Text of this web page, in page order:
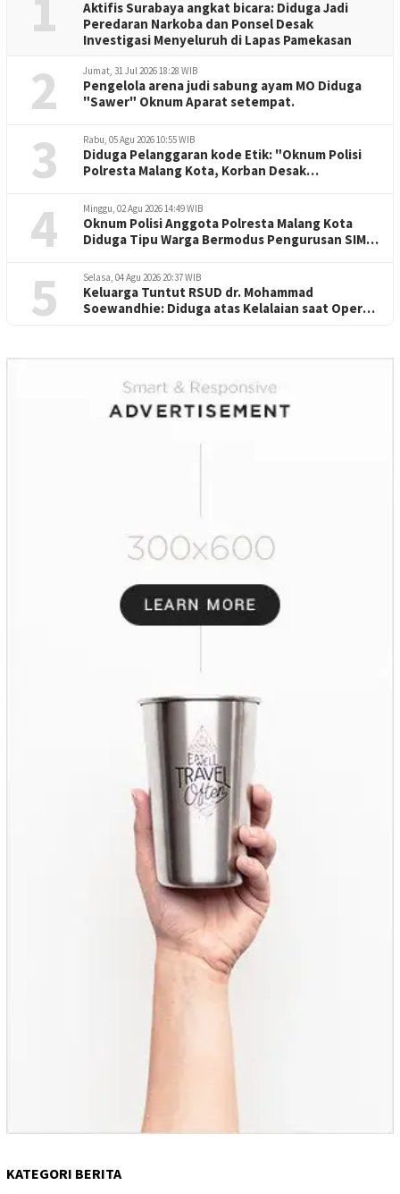
Aktifis Surabaya angkat bicara: Diduga Jadi
Peredaran Narkoba dan Ponsel Desak
Investigasi Menyeluruh di Lapas Pamekasan
2 Jumat, 31 Jul 2026 18:28 WIB
Pengelola arena judi sabung ayam MO Diduga
"Sawer" Oknum Aparat setempat.
3 Rabu, 05 Agu 2026 10:55 WIB
Diduga Pelanggaran kode Etik: "Oknum Polisi
Polresta Malang Kota, Korban Desak
4 Minggu, 02 Agu 2026 14:49 WIB
Oknum Polisi Anggota Polresta Malang Kota
Diduga Tipu Warga Bermodus Pengurusan SIM
5 Selasa, 04 Agu 2026 20:37 WIB
Keluarga Tuntut RSUD dr. Mohammad
Soewandhie: Diduga atas Kelalaian saat Operasi
KATEGORI BERITA